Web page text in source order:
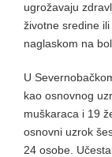
ugrožavaju
životne sredine
naglaskom na
U
kao osnovnog
muškaraca i 19
osnovni uzrok
24 osobe.